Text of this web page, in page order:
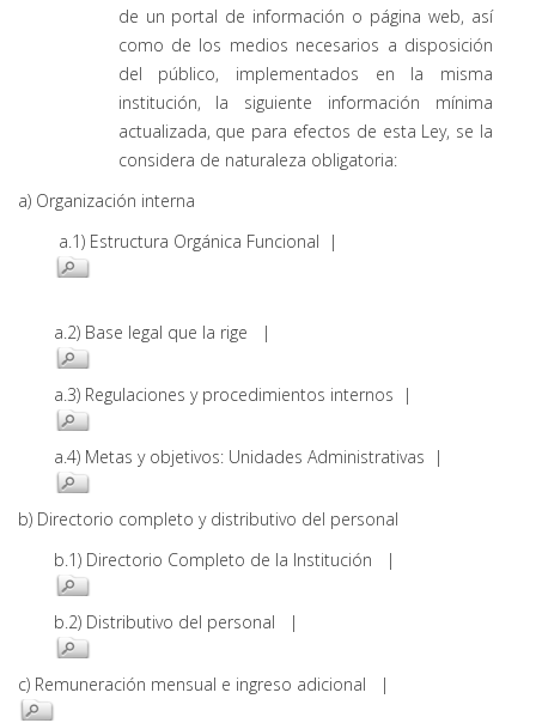
de un portal de información o página web, así
como de los medios necesarios a disposición
del público, implementados en la misma
institución, la siguiente información mínima
actualizada, que para efectos de esta Ley, se la
considera de naturaleza obligatoria:
a) Organización interna
a.1) Estructura Orgánica Funcional |
a.2) Base legal que la rige |
a.3) Regulaciones y procedimientos internos |
a.4) Metas y objetivos: Unidades Administrativas |
b) Directorio completo y distributivo del personal
b.1) Directorio Completo de la Institución |
b.2) Distributivo del personal |
c) Remuneración mensual e ingreso adicional |